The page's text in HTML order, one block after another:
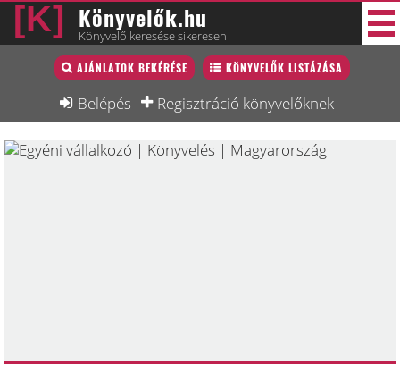
Könyvelők.hu
Könyvelő keresése sikeresen
AJÁNLATOK BEKÉRÉSE KÖNYVELŐK LISTÁZÁSA
Belépés Regisztráció könyvelőknek
Könyvelő lista
Könyvelési munkák
Fórum